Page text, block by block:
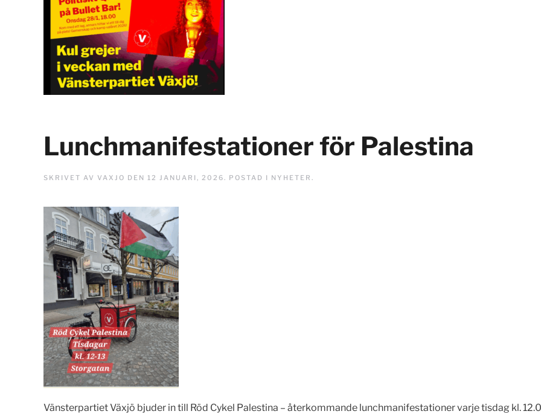
Lunchmanifestationer för Palestina
SKRIVET AV VAXJO DEN 12 JANUARI, 2026. POSTAD I NYHETER .
Vänsterpartiet Växjö bjuder in till Röd Cykel Palestina – återkommande lunchmanifestationer varje tisdag kl.